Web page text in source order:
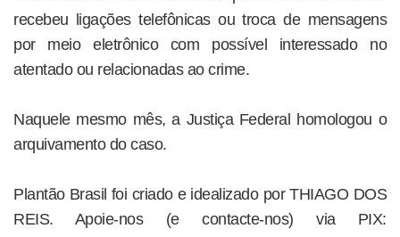
recebeu ligações telefônicas ou troca de mensagens
por meio eletrônico com possível interessado no
atentado ou relacionadas ao crime.
Naquele mesmo mês, a Justiça Federal homologou o
arquivamento do caso.
Plantão Brasil foi criado e idealizado por THIAGO DOS
REIS. Apoie-nos (e contacte-nos) via PIX: